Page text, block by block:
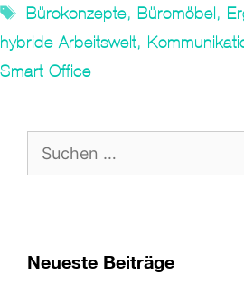
Tags
Bürokonzepte, Büromöbel ,
hybride Arbeitswelt,
Smart Office
nach:
Neueste Beiträge